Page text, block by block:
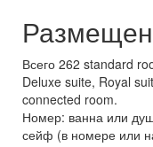
Всего 262 standard
Deluxe suite, Royal
connected room.
Номер: ванна или
сейф (в номере или